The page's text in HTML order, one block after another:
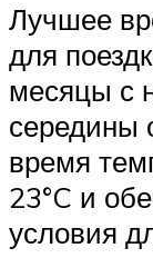
Лучшее
для
месяцы с
середины
время
23°C и
условия